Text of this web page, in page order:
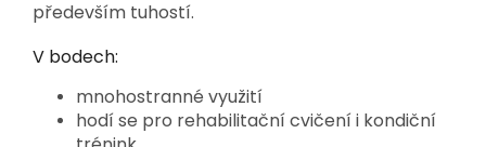
především tuhostí.
V bodech:
mnohostranné využití
hodí se pro rehabilitační cvičení i kondiční